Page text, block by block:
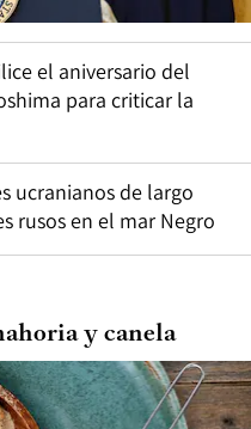
el aniversario del
para criticar la
ucranianos de largo
rusos en el mar Negro
y canela